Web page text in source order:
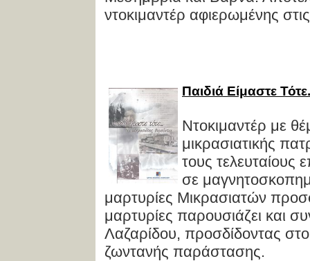
ντοκιμαντέρ αφιερωμένης
Παιδιά Είμαστε
Ντοκιμαντέρ με
μικρασιατικής
τους τελευταίους
σε
μαρτυρίες Μικρασιατών
μαρτυρίες παρουσιάζει και
Λαζαρίδου, προσδίδοντας
ζωντανής παράστασης.